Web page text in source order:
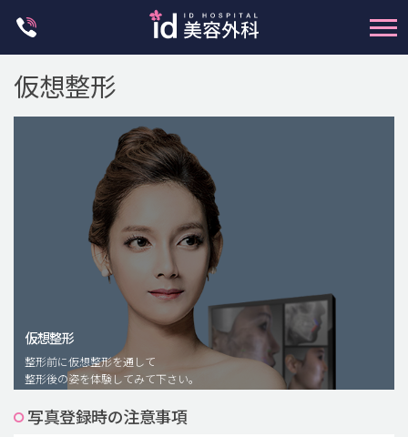
脂肪注入(アンチエイジング)
豊胸手術・バストアップ
プチ整形
仮想整形
仮想整形
整形前に仮想整形を通して
整形後の姿を体験してみて下さい。
写真登録時の注意事項